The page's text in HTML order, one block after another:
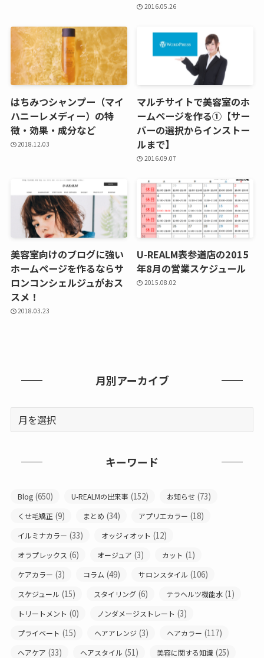
2016.05.26
はちみつシャンプー（マイ
ハニーレメディー）の特
徴・効果・成分など
2018.12.03
マルチサイトで美容室のホ
ームページを作る①【サー
バーの選択からインストー
ルまで】
2016.09.07
美容室向けのブログに強い
ホームページを作るならサ
ロンコンシェルジュがおス
スメ！
2018.03.23
U-REALM表参道店の2015
年8月の営業スケジュール
2015.08.02
月別アーカイブ
キーワード
Blog (650) U-REALMの出来事 (152) お知らせ (73)
くせ毛矯正 (9) まとめ (34) アプリエカラー (18)
イルミナカラー (33) オッジィオット (12)
オラプレックス (6) オージュア (3) カット (1)
ケアカラー (3) コラム (49) サロンスタイル (106)
スケジュール (15) スタイリング (6) テラヘルツ機能水 (1)
トリートメント (0) ノンダメージストレート (3)
プライベート (15) ヘアアレンジ (3) ヘアカラー (117)
ヘアケア (33) ヘアスタイル (51) 美容に関する知識 (25)